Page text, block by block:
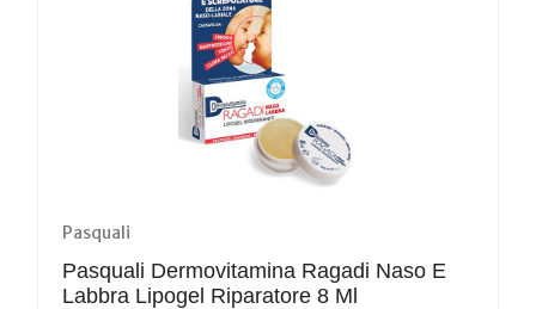
Pasquali
Pasquali Dermovitamina Ragadi Naso E
Labbra Lipogel Riparatore 8 Ml